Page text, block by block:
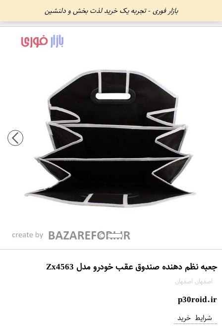
بازار فوری - تجربه یک خرید لذت بخش و دلنشین
جعبه نظم دهنده صندوق عقب خودرو مدل Zx4563
اصفهان اصفهان
p30roid.ir
شرایط خرید